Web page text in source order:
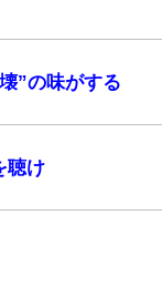
”の味がする
聴け